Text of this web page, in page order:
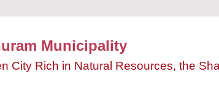
Municipality
City Rich in Natural Resources, the